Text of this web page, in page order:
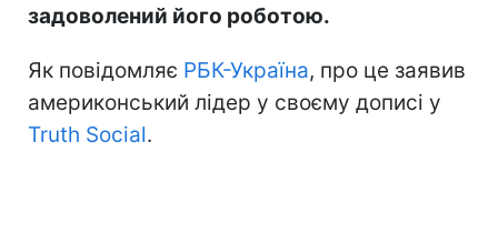
задоволений його роботою.
Як повідомляє РБК-Україна, про це заявив
америконський лідер у своєму дописі у
Truth Social.